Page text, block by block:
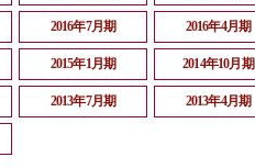
2016年7月期 2016年4月期
2015年1月期 2014年10月期
2013年7月期 2013年4月期